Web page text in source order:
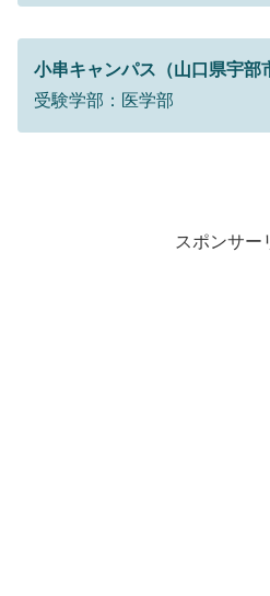
小串キャンパス（山口県宇部
受験学部：医学部
スポンサー